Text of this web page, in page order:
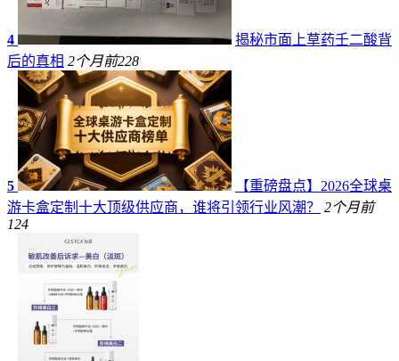
4
揭秘市面上草药壬二酸背
后的真相 2个月前228
5
【重磅盘点】2026全球桌
游卡盒定制十大顶级供应商，谁将引领行业风潮？
2个月前
124